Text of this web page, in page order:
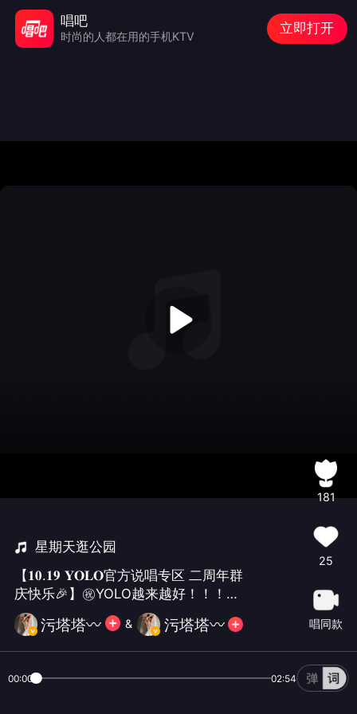
星期天逛公园
【𝟏𝟎.𝟏𝟗 𝐘𝐎𝐋𝐎官方说唱专区 二周年群
庆快乐🎉】㊗️YOLO越来越好！！！
#YOLO官方说唱专区二周年快乐
##YOLO说唱歌曲聚集地#🎁送给
@𝙋𝙄𝙉𝙆_𝙉𝘼 💥
污塔塔〰️ & 污塔塔〰️
181
25
唱同款
00:00 02:54
唱吧
时尚的人都在用的手机KTV
立即打开